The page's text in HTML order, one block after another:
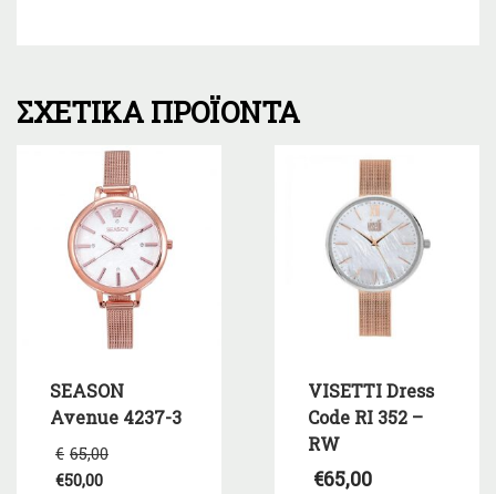
ΣΧΕΤΙΚΆ ΠΡΟΪΌΝΤΑ
SEASON
Avenue 4237-3
€ 65,00
€50,00
VISETTI Dress
Code RI 352 –
RW
€65,00